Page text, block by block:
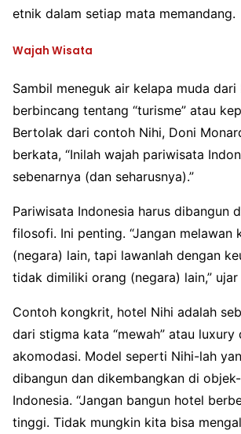
etnik dalam setiap mata memandang.
Wajah Wisata
Sambil meneguk air kelapa muda
berbincang tentang “turisme” atau
Bertolak dari contoh Nihi, Doni
berkata, “Inilah wajah pariwisata
sebenarnya (dan seharusnya).”
Pariwisata Indonesia harus dibangun
filosofi. Ini penting. “Jangan melawan
(negara) lain, tapi lawanlah dengan
tidak dimiliki orang (negara) lain,” ujar
Contoh kongkrit, hotel Nihi adalah
dari stigma kata “mewah” atau luxury
akomodasi. Model seperti Nihi-lah
dibangun dan dikembangkan di
Indonesia. “Jangan bangun hotel
tinggi. Tidak mungkin kita bisa